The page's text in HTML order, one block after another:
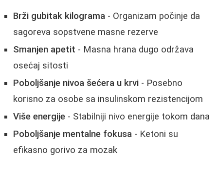
Brži gubitak kilograma - Organizam počinje da
sagoreva sopstvene masne rezerve
Smanjen apetit - Masna hrana dugo održava
osećaj sitosti
Poboljšanje nivoa šećera u krvi - Posebno
korisno za osobe sa insulinskom rezistencijom
Više energije - Stabilniji nivo energije tokom dana
Poboljšanje mentalne fokusa - Ketoni su
efikasno gorivo za mozak